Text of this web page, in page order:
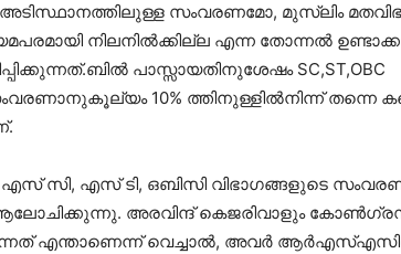
സംവരണമോ, മുസ്ലിം
നിലനിൽക്കില്ല എന്ന തോന്നൽ
പാസ്സായതിനുശേഷം SC,ST,OBC
10% ത്തിനുള്ളിൽനിന്ന് തന്നെ
സി, എസ് ടി, ഒബിസി വിഭാഗങ്ങളുടെ
അരവിന്ദ് കെജരിവാളും
എന്താണെന്ന് വെച്ചാൽ, അവർ